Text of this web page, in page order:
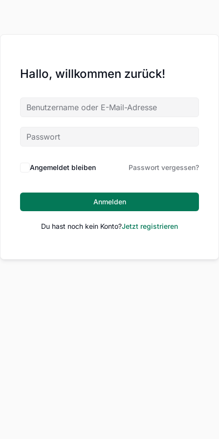
Hallo, willkommen zurück!
Angemeldet bleiben Passwort vergessen?
Anmelden
Du hast noch kein Konto?Jetzt registrieren